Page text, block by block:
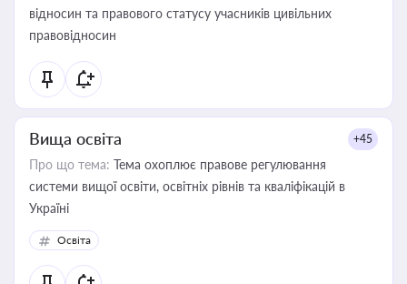
відносин та правового статусу учасників цивільних
правовідносин
Вища освіта +45
Про що тема: Тема охоплює правове регулювання
системи вищої освіти, освітніх рівнів та кваліфікацій в
Україні
Освіта